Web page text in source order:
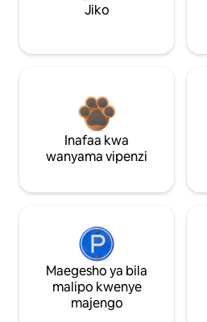
Jiko
Inafaa kwa
wanyama vipenzi
Maegesho ya bila
malipo kwenye
majengo